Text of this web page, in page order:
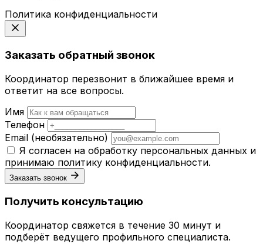
Политика конфиденциальности
Заказать обратный звонок
Координатор перезвонит в ближайшее время и
ответит на все вопросы.
Имя
Телефон
Email (необязательно)
Я согласен на обработку персональных данных и
принимаю политику конфиденциальности.
Заказать звонок
Получить консультацию
Координатор свяжется в течение 30 минут и
подберёт ведущего профильного специалиста.